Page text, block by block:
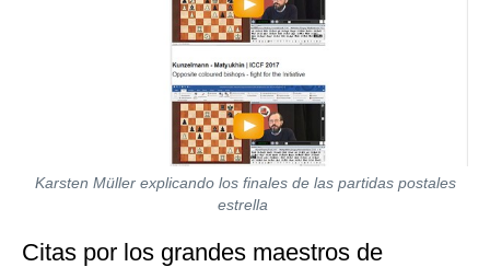
Karsten Müller explicando los finales de las partidas postales
estrella
Citas por los grandes maestros de